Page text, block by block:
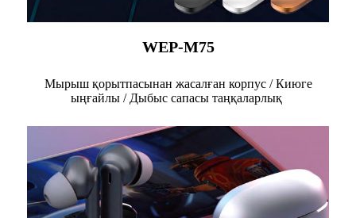
WEP-M75
Мырыш қорытпасынан жасалған корпус / Киюге
ыңғайлы / Дыбыс сапасы таңқаларлық